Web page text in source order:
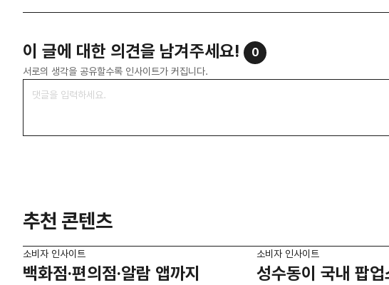
이 글에 대한 의견을 남겨주세요! 0
서로의 생각을 공유할수록 인사이트가 커집니다.
추천 콘텐츠
소비자 인사이트
백화점·편의점·알람 앱까지
소비자 인사이트
성수동이 국내 팝